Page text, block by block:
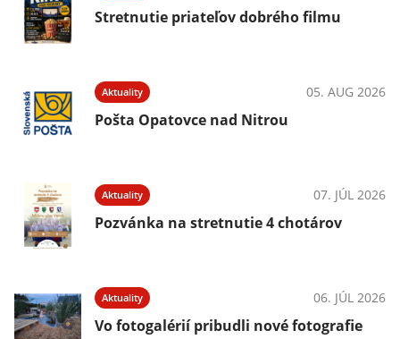
Stretnutie priateľov dobrého filmu
Aktuality 05. AUG 2026
Pošta Opatovce nad Nitrou
Aktuality 07. JÚL 2026
Pozvánka na stretnutie 4 chotárov
Aktuality 06. JÚL 2026
Vo fotogalérií pribudli nové fotografie